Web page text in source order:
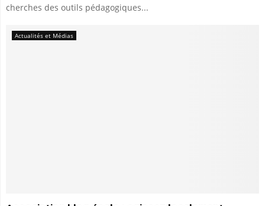
cherches des outils pédagogiques...
Actualités et Médias